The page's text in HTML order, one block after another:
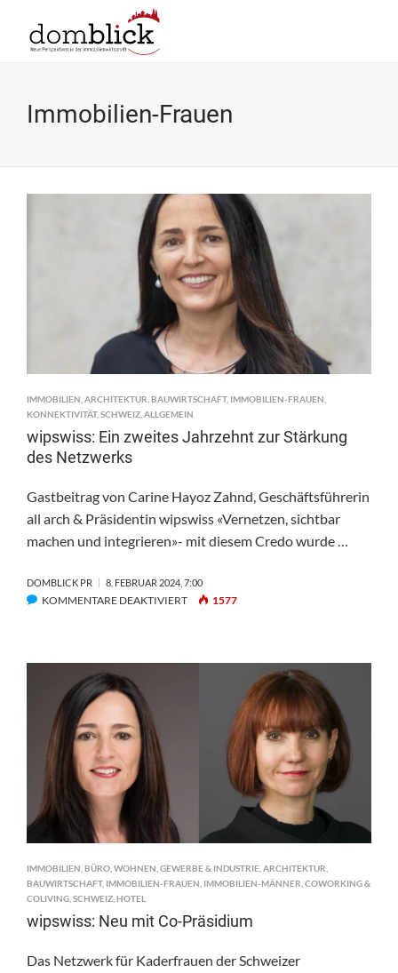
Immobilien-Frauen
IMMOBILIEN ARCHITEKTUR BAUWIRTSCHAFT, IMMOBILIEN-FRAUEN
KONNEKTIVITÄT, SCHWEIZ ALLGEMEIN
wipswiss: Ein zweites Jahrzehnt zur Stärkung
des Netzwerks
Gastbeitrag von Carine Hayoz Zahnd, Geschäftsführerin
all arch & Präsidentin wipswiss «Vernetzen, sichtbar
machen und integrieren»- mit diesem Credo wurde …
DOMBLICK PR 8. FEBRUAR 2024, 7:00
KOMMENTARE DEAKTIVIERTFÜR
STÄRKUNG
NETZWERKS
1577
IMMOBILIEN,BÜRO,WOHNEN,GEWERBE & INDUSTRIE,ARCHITEKTUR,
BAUWIRTSCHAFT, IMMOBILIEN-FRAUEN, IMMOBILIEN-MÄNNER,COWORKING &
COLIVING,SCHWEIZ,HOTEL
wipswiss: Neu mit Co-Präsidium
Das Netzwerk für Kaderfrauen der Schweizer